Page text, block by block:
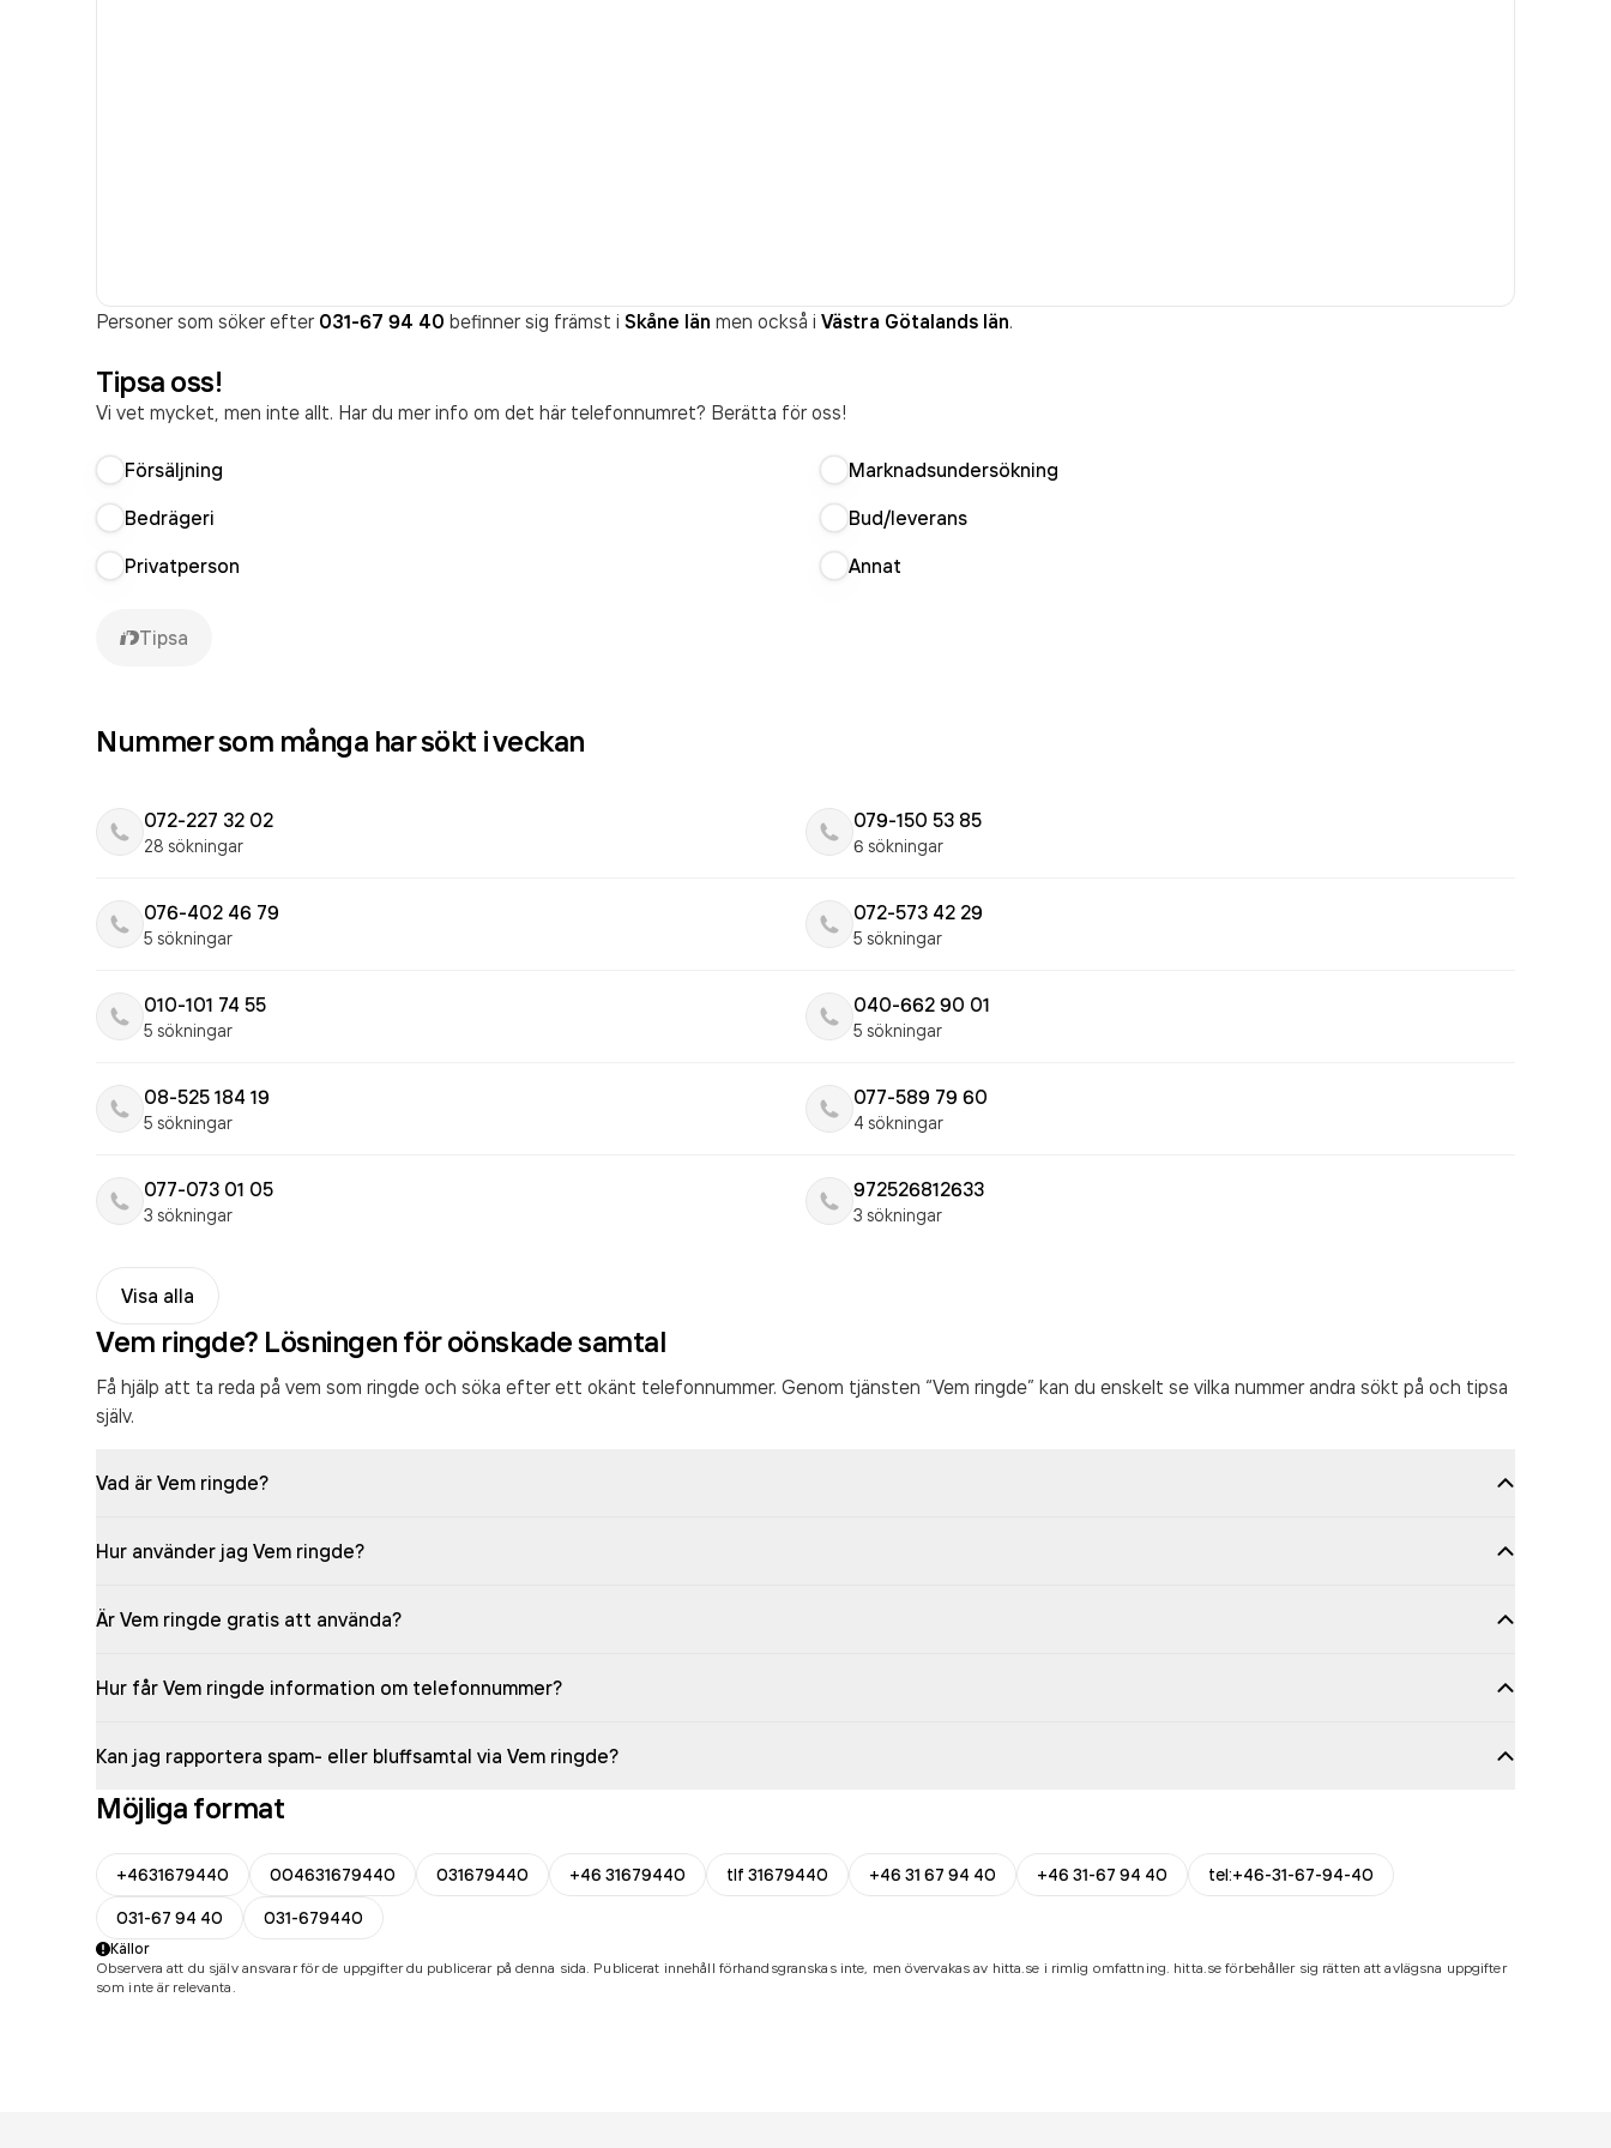
Personer som söker efter 031-67 94 40 befinner sig främst i Skåne län men också i Västra Götalands län.
Tipsa oss!
Vi vet mycket, men inte allt. Har du mer info om det här telefonnumret? Berätta för oss!
Försäljning
Marknadsundersökning
Bedrägeri
Bud/leverans
Privatperson
Annat
Tipsa
Nummer som många har sökt i veckan
072-227 32 02
28 sökningar
079-150 53 85
6 sökningar
076-402 46 79
5 sökningar
072-573 42 29
5 sökningar
010-101 74 55
5 sökningar
040-662 90 01
5 sökningar
08-525 184 19
5 sökningar
077-589 79 60
4 sökningar
077-073 01 05
3 sökningar
972526812633
3 sökningar
Visa alla
Vem ringde? Lösningen för oönskade samtal
Få hjälp att ta reda på vem som ringde och söka efter ett okänt telefonnummer. Genom tjänsten “Vem ringde” kan du enskelt se vilka nummer andra sökt på och tipsa
själv.
Vad är Vem ringde?
Hur använder jag Vem ringde?
Är Vem ringde gratis att använda?
Hur får Vem ringde information om telefonnummer?
Kan jag rapportera spam- eller bluffsamtal via Vem ringde?
Möjliga format
+4631679440 004631679440 031679440 +46 31679440 tlf 31679440 +46 31 67 94 40 +46 31-67 94 40
tel:+46-31-67-94-40
031-67 94 40
031-679440
Källor
Observera att du själv ansvarar för de uppgifter du publicerar på denna sida. Publicerat innehåll förhandsgranskas inte, men övervakas av hitta.se i rimlig omfattning. hitta.se förbehåller sig rätten att avlägsna uppgifter
som inte är relevanta.